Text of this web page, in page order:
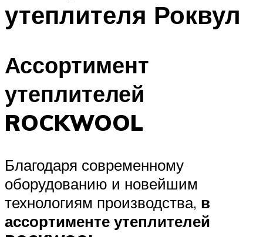
утеплителя Роквул
Ассортимент
утеплителей
ROCKWOOL
Благодаря современному
оборудованию и новейшим
технологиям производства, в
ассортименте утеплителей